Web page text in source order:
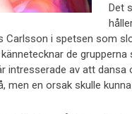
Det
Carlsson i spetsen som
de
intresserade av att dansa
men en orsak skulle